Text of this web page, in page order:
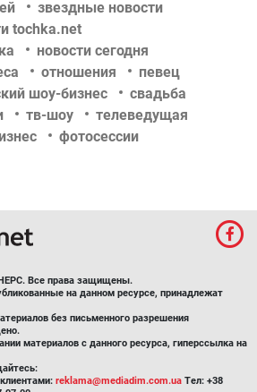
звездные новости
tochka.net
новости сегодня
отношения
певец
шоу-бизнес
свадьба
тв-шоу
телеведущая
фотосессии
Все права защищены.
на данном ресурсе, принадлежат
без письменного разрешения
материалов с данного ресурса, гиперссылка на
reklama@mediadim.com.ua Тел: +38